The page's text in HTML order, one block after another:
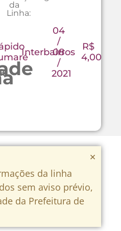
da
Linha:
Interbairros
04
/
08
/
2021
R$
4,00
da linha
sem aviso prévio,
da Prefeitura de
×